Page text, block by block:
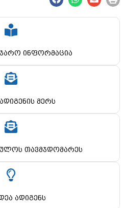
ინფორმაცია
მერს
თავმჯდომარეს
ადიგენს